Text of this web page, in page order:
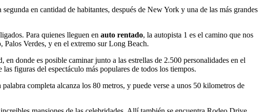
en cantidad de habitantes, después de New York y una de las más grandes
Para quienes lleguen en auto rentado, la autopista 1 es el camino que nos
Verdes, y en el extremo sur Long Beach.
donde es posible caminar junto a las estrellas de 2.500 personalidades en el
figuras del espectáculo más populares de todos los tiempos.
completa alcanza los 80 metros, y puede verse a unos 50 kilometros de